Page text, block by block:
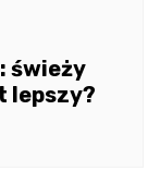
świeży
lepszy?